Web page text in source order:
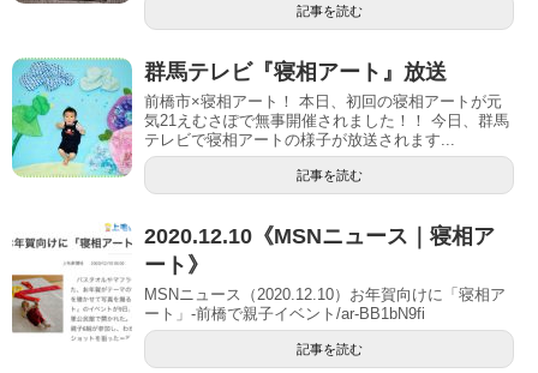
記事を読む
群馬テレビ『寝相アート』放送
前橋市×寝相アート！ 本日、初回の寝相アートが元
気21えむさぽで無事開催されました！！ 今日、群馬
テレビで寝相アートの様子が放送されます...
記事を読む
2020.12.10《MSNニュース｜寝相ア
ート》
MSNニュース（2020.12.10）お年賀向けに「寝相ア
ート」-前橋で親子イベント/ar-BB1bN9fi
記事を読む